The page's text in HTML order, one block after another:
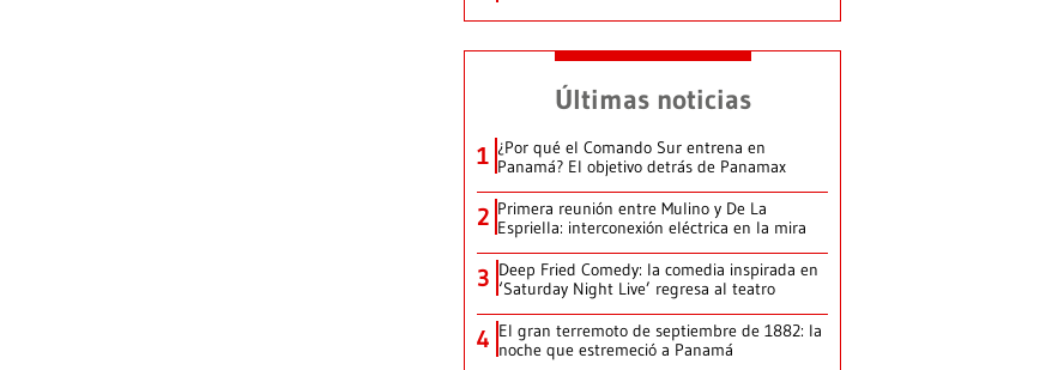
Últimas noticias
1 ¿Por qué el Comando Sur entrena en
Panamá? El objetivo detrás de Panamax
2 Primera reunión entre Mulino y De La
Espriella: interconexión eléctrica en la mira
3 Deep Fried Comedy: la comedia inspirada en
‘Saturday Night Live’ regresa al teatro
4 El gran terremoto de septiembre de 1882: la
noche que estremeció a Panamá